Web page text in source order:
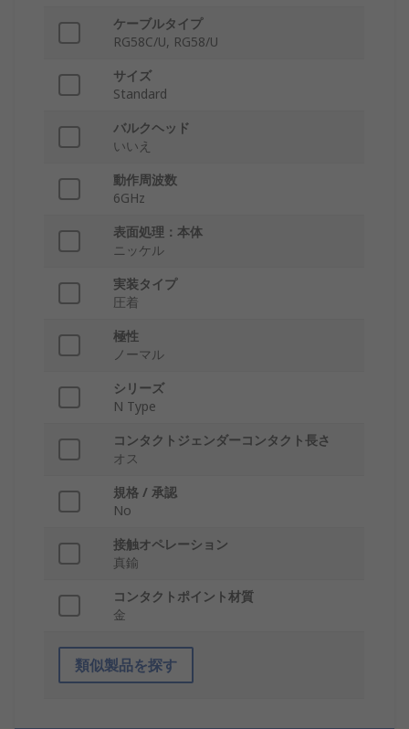
ケーブルタイプ
RG58C/U, RG58/U
サイズ
Standard
バルクヘッド
いいえ
動作周波数
6GHz
表面処理：本体
ニッケル
実装タイプ
圧着
極性
ノーマル
シリーズ
N Type
コンタクトジェンダーコンタクト長さ
オス
規格 / 承認
No
接触オペレーション
真鍮
コンタクトポイント材質
金
類似製品を探す